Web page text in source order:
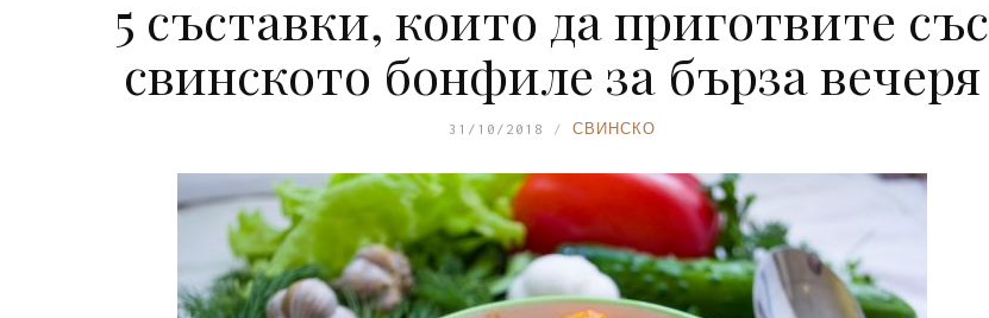
5 съставки, които да приготвите със
свинското бонфиле за бърза вечеря
31/10/2018 СВИНСКО